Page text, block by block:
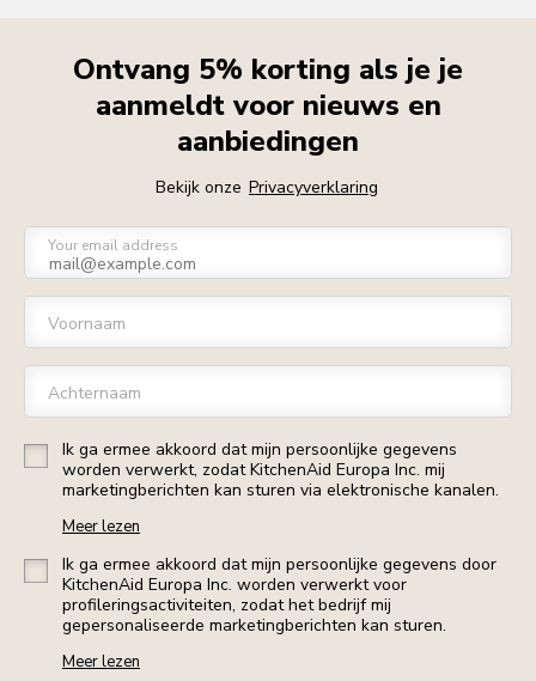
Ontvang 5% korting als je je
aanmeldt voor nieuws en
aanbiedingen
Bekijk onze Privacyverklaring
Your email address
Voornaam
Achternaam
Ik ga ermee akkoord dat mijn persoonlijke gegevens
worden verwerkt, zodat KitchenAid Europa Inc. mij
marketingberichten kan sturen via elektronische kanalen.
Meer lezen
Ik ga ermee akkoord dat mijn persoonlijke gegevens door
KitchenAid Europa Inc. worden verwerkt voor
profileringsactiviteiten, zodat het bedrijf mij
gepersonaliseerde marketingberichten kan sturen.
Meer lezen